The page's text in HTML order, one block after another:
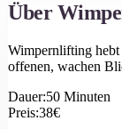
Über
Wimpernlifting
offenen, wachen
Dauer:50 Minuten
Preis:38€